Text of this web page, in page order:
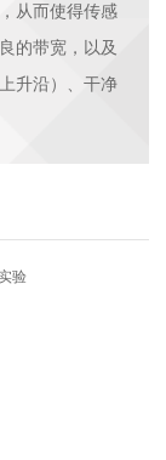
从而使得传感
的带宽，以及
升沿）、干净
验